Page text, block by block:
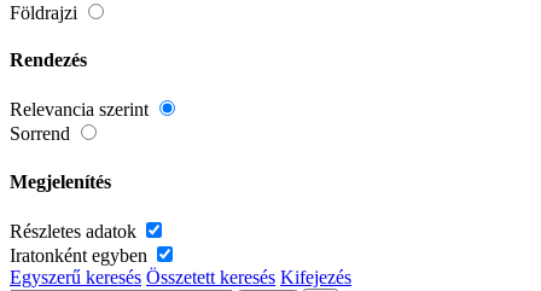
Földrajzi
Rendezés
Relevancia szerint
Sorrend
Megjelenítés
Részletes adatok
Iratonként egyben
Egyszerű keresés Összetett keresés Kifejezés